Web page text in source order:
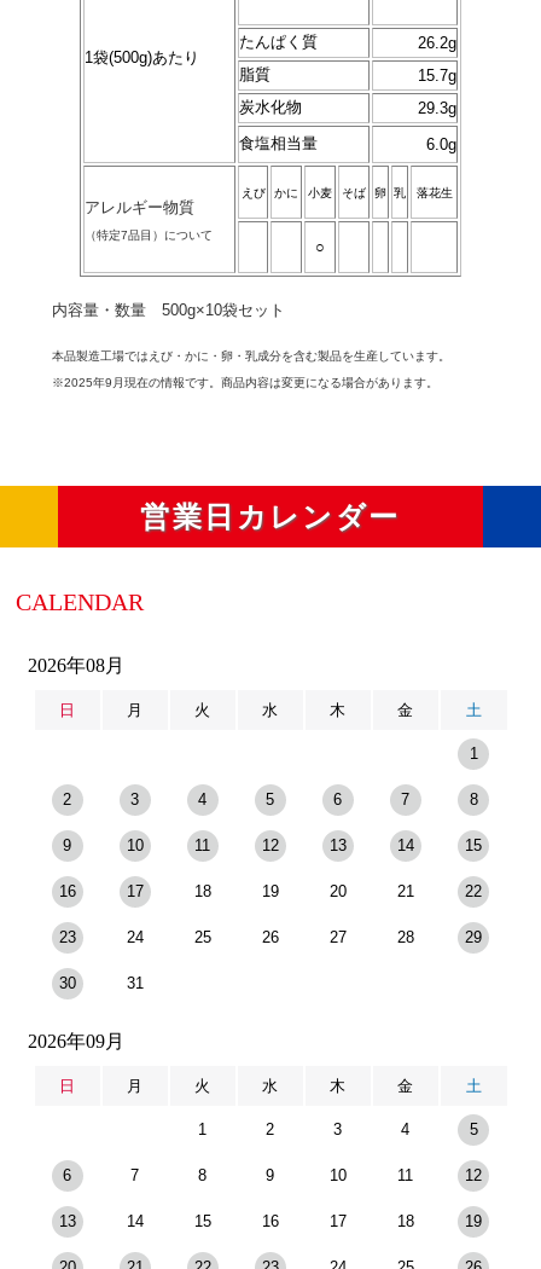
1袋(500g)あたり
たんぱく質
26.2g
脂質
15.7g
炭水化物
29.3g
食塩相当量
6.0g
アレルギー物質
（特定7品目）について
えび かに 小麦 そば 卵 乳 落花生
○
内容量・数量 500g×10袋セット
本品製造工場ではえび・かに・卵・乳成分を含む製品を生産しています。
※2025年9月現在の情報です。商品内容は変更になる場合があります。
営業日カレンダー
CALENDAR
2026年08月
日 月 火 水 木 金 土
1
2 3 4 5 6 7 8
9 10 11 12 13 14 15
16 17 18 19 20 21 22
23 24 25 26 27 28 29
30 31
2026年09月
日 月 火 水 木 金 土
1 2 3 4 5
6 7 8 9 10 11 12
13 14 15 16 17 18 19